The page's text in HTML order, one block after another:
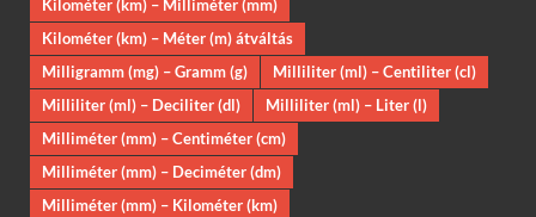
Kilométer (km) – Milliméter (mm)
Kilométer (km) – Méter (m) átváltás
Milligramm (mg) – Gramm (g)
Milliliter (ml) – Centiliter (cl)
Milliliter (ml) – Deciliter (dl)
Milliliter (ml) – Liter (l)
Milliméter (mm) – Centiméter (cm)
Milliméter (mm) – Deciméter (dm)
Milliméter (mm) – Kilométer (km)